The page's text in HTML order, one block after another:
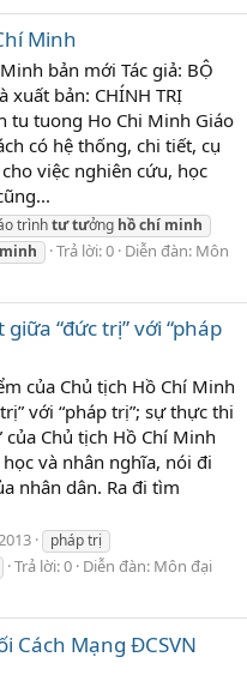
Minh
bản mới Tác giả: BỘ
xuất bản: CHÍNH TRỊ
tu tuong Ho Chi Minh Giáo
có hệ thống, chi tiết, cụ
việc nghiên cứu, học
trìnhtưtưởng hồchí minh
minh Trả lời: 0 Diễn đàn: Môn
“đức trị” với “pháp
của Chủ tịch Hồ Chí Minh
với “pháp trị”; sự thực thi
của Chủ tịch Hồ Chí Minh
và nhân nghĩa, nói đi
nhân dân. Ra đi tìm
pháp trị
Trả lời: 0 Diễn đàn: Môn đại
Cách Mạng ĐCSVN